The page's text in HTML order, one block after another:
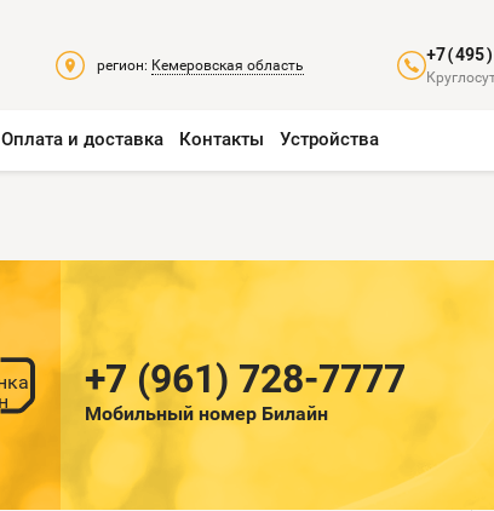
регион: Кемеровская область
Оплата и доставка Контакты Устройства
+7 (961) 728-7777
Мобильный номер Билайн